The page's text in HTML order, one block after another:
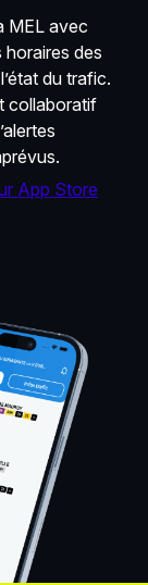
MEL avec
horaires des
du trafic.
collaboratif